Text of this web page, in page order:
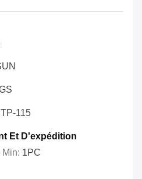
115
Et D'expédition
1PC